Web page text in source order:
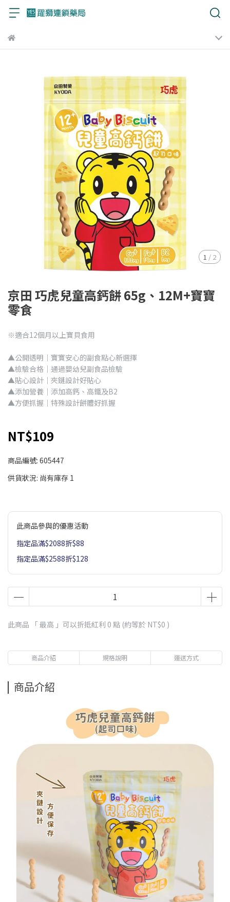
1 / 2
京田 巧虎兒童高鈣餅 65g、12M+寶寶
零食
※適合12個月以上寶貝食用
▲公開透明｜寶寶安心的副食點心新選擇
▲檢驗合格｜通過嬰幼兒副食品檢驗
▲貼心設計｜夾鏈設計好貼心
▲添加營養｜添加高鈣、高鐵及B2
▲方便抓握｜特殊設計餅體好抓握
NT$109
商品編號: 605447
供貨狀況: 尚有庫存 1
此商品參與的優惠活動
指定品滿$2088折$88
指定品滿$2588折$128
此商品 「 最高 」可以折抵紅利 0 點 (約等於 NT$0 )
商品介紹 規格說明 運送方式
商品介紹